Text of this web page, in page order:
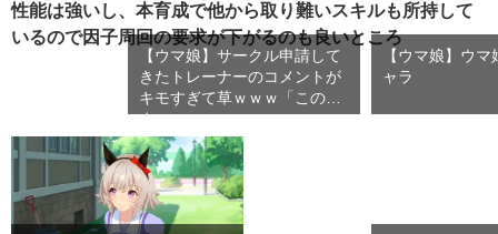
性能は強いし、本育成で他から取り難いスキルも所持して
いるので因子周回の要求が下がるのも良いところ
【ウマ娘】サークル申請して
きたトレーナーのコメントが
キモすぎて草ｗｗｗ「このま
ま…
【ウマ娘】ウ
ャラ